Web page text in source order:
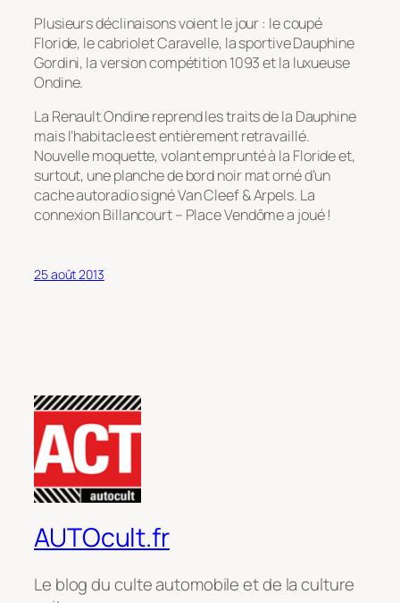
Plusieurs déclinaisons voient le jour : le coupé
Floride, le cabriolet Caravelle, la sportive Dauphine
Gordini, la version compétition 1093 et la luxueuse
Ondine.
La Renault Ondine reprend les traits de la Dauphine
mais l’habitacle est entièrement retravaillé.
Nouvelle moquette, volant emprunté à la Floride et,
surtout, une planche de bord noir mat orné d’un
cache autoradio signé Van Cleef & Arpels. La
connexion Billancourt – Place Vendôme a joué !
25 août 2013
AUTOcult.fr
Le blog du culte automobile et de la culture